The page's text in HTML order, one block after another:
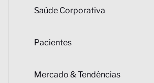
Saúde Corporativa
Pacientes
Mercado & Tendências